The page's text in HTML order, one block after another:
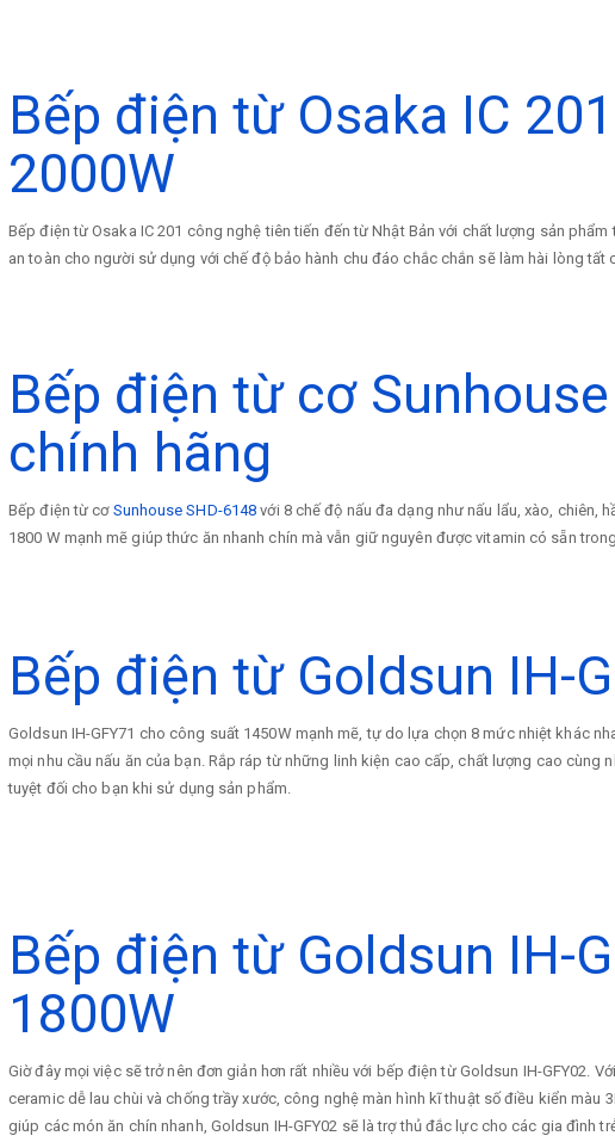
Bếp điện từ Osaka IC
2000W
Bếp điện từ Osaka IC 201 công nghệ tiên tiến đến từ Nhật Bản với chất lượng sản
an toàn cho người sử dụng với chế độ bảo hành chu đáo chắc chắn sẽ làm hài lòng tất
Bếp điện từ cơ
chính hãng
Bếp điện từ cơ Sunhouse SHD-6148với 8 chế độ nấu đa dạng như nấu lẩu, xào, chiên,
1800 W mạnh mẽ giúp thức ăn nhanh chín mà vẫn giữ nguyên được vitamin có sẵn
Bếp điện từ Goldsun IH-
Goldsun IH-GFY71 cho công suất 1450W mạnh mẽ, tự do lựa chọn 8 mức nhiệt khác
mọi nhu cầu nấu ăn của bạn. Rắp ráp từ những linh kiện cao cấp, chất lượng cao cùng
tuyệt đối cho bạn khi sử dụng sản phẩm.
Bếp điện từ Goldsun IH-
1800W
Giờ đây mọi việc sẽ trở nên đơn giản hơn rất nhiều với bếp điện từ Goldsun IH-GFY02.
ceramic dễ lau chùi và chống trầy xước, công nghệ màn hình kĩ thuật số điều kiển màu
giúp các món ăn chín nhanh, Goldsun IH-GFY02 sẽ là trợ thủ đắc lực cho các gia đình